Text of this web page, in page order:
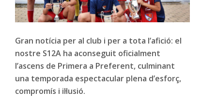
Gran notícia per al club i per a tota l’afició: el
nostre S12A ha aconseguit oficialment
l’ascens de Primera a Preferent, culminant
una temporada espectacular plena d’esforç,
compromís i il·lusió.